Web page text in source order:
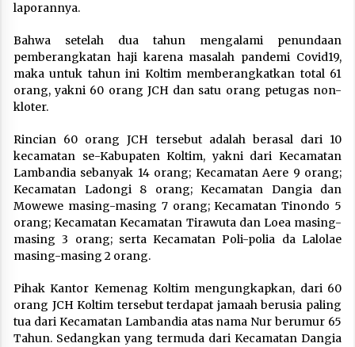
laporannya.
Bahwa setelah dua tahun mengalami penundaan
pemberangkatan haji karena masalah pandemi Covid19,
maka untuk tahun ini Koltim memberangkatkan total 61
orang, yakni 60 orang JCH dan satu orang petugas non-
kloter.
Rincian 60 orang JCH tersebut adalah berasal dari 10
kecamatan se-Kabupaten Koltim, yakni dari Kecamatan
Lambandia sebanyak 14 orang; Kecamatan Aere 9 orang;
Kecamatan Ladongi 8 orang; Kecamatan Dangia dan
Mowewe masing-masing 7 orang; Kecamatan Tinondo 5
orang; Kecamatan Kecamatan Tirawuta dan Loea masing-
masing 3 orang; serta Kecamatan Poli-polia da Lalolae
masing-masing 2 orang.
Pihak Kantor Kemenag Koltim mengungkapkan, dari 60
orang JCH Koltim tersebut terdapat jamaah berusia paling
tua dari Kecamatan Lambandia atas nama Nur berumur 65
Tahun. Sedangkan yang termuda dari Kecamatan Dangia